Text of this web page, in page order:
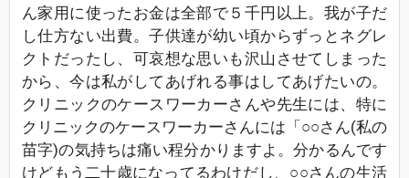
ん家用に使ったお金は全部で５千円以上。我が子だ
し仕方ない出費。子供達が幼い頃からずっとネグレ
クトだったし、可哀想な思いも沢山させてしまった
から、今は私がしてあげれる事はしてあげたいの。
クリニックのケースワーカーさんや先生には、特に
クリニックのケースワーカーさんには「○○さん(私の
苗字)の気持ちは痛い程分かりますよ。分かるんです
けどもう二十歳になってるわけだし、○○さんの生活